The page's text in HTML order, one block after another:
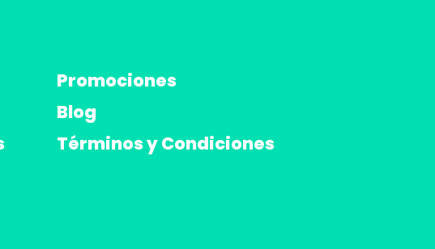
Promociones
Blog
Términos y Condiciones